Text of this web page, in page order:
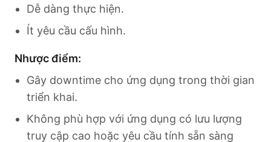
Dễ dàng thực hiện.
Ít yêu cầu cấu hình.
Nhược điểm:
Gây downtime cho ứng dụng trong thời gian
triển khai.
Không phù hợp với ứng dụng có lưu lượng
truy cập cao hoặc yêu cầu tính sẵn sàng